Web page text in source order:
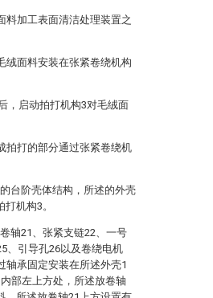
料加工表面清洁处理装置之
绒面料安装在张紧卷绕机构
，启动拍打机构3对毛绒面
拍打的部分通过张紧卷绕机
台阶壳体结构，所述的外壳
机构3。
轴21、张紧支链22、一号
、引导孔26以及卷绕电机
轴承固定安装在所述外壳1
部左上方处，所述放卷轴